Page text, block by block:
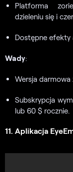
Platforma
dzieleniu się i
Dostępne efekty
Wady:
Wersja darmowa
Subskrypcja
lub 60 $ rocznie.
11. Aplikacja